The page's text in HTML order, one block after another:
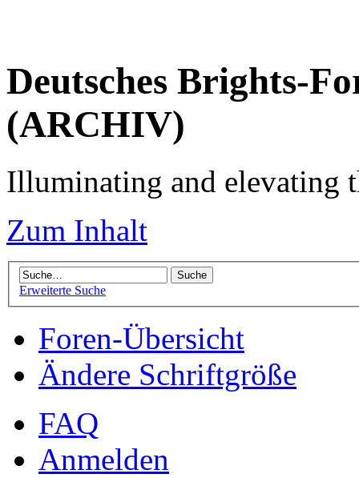
Deutsches Brights-
(ARCHIV)
Illuminating and elevating
Zum Inhalt
Erweiterte Suche
Foren-Übersicht
Ändere Schriftgröße
FAQ
Anmelden